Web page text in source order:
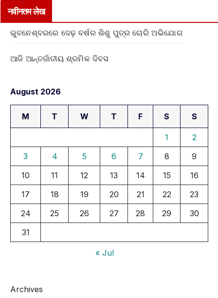
नवीनतम लेख
ଭୁବନେଶ୍ବରରେ ଦେଢ଼ ବର୍ଷର ଶିଶୁ ପୁତ୍ର ଚୋରି ଅଭିଯୋଗ
ଆଜି ଆନ୍ତର୍ଜାତୀୟ ଶ୍ରମିକ ଦିବସ
August 2026
M T W T F S S
1
2
3
4 5 6 7 8
9
10
11 12 13 14 15
16
17
18 19 20 21 22
23
24
25 26 27 28 29
30
31
« Jul
Archives